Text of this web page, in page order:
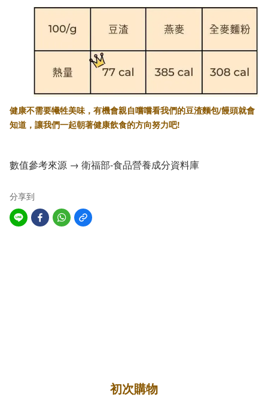
健康不需要犧牲美味，有機會親自嚐嚐看我們的豆渣麵包/饅頭就會
知道，讓我們一起朝著健康飲食的方向努力吧!
數值參考來源 → 衛福部-食品營養成分資料庫
分享到
初次購物